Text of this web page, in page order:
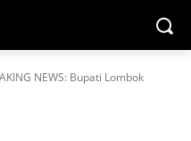
NEWS: Bupati Lombok